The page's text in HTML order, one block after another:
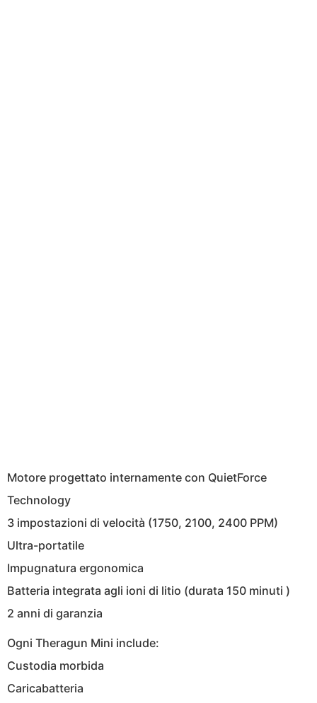
Motore progettato internamente con QuietForce
Technology
3 impostazioni di velocità (1750, 2100, 2400 PPM)
Ultra-portatile
Impugnatura ergonomica
Batteria integrata agli ioni di litio (durata 150 minuti )
2 anni di garanzia
Ogni Theragun Mini include:
Custodia morbida
Caricabatteria